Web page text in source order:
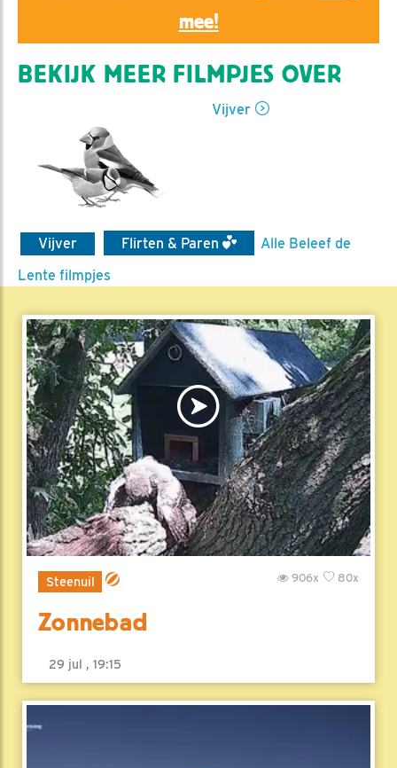
mee!
BEKIJK MEER FILMPJES OVER
Vijver
Vijver Flirten & Paren
Alle Beleef de
Lente filmpjes
Steenuil 80x
906x
Zonnebad
29 jul , 19:15